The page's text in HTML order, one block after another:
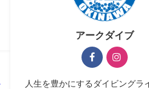
アークダイブ
人生を豊かにするダイビングラ